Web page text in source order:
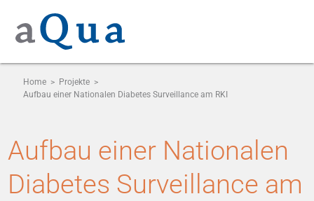
Home > Projekte >
Aufbau einer Nationalen Diabetes Surveillance am RKI
Aufbau einer Nationalen
Diabetes Surveillance am